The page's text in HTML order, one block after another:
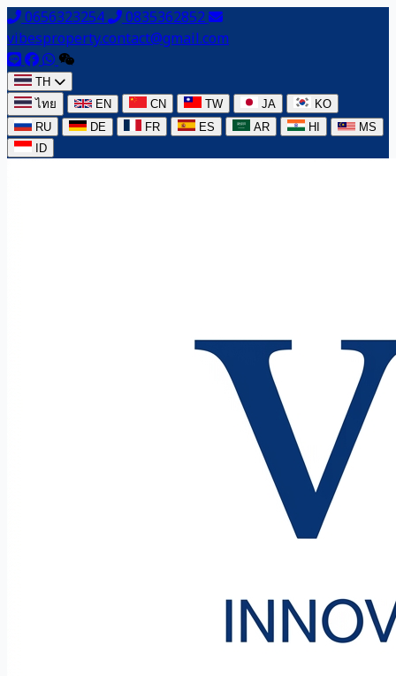
0656323254
0835362852
vibesproperty.contact@gmail.com
TH
ไทย
EN CN TW JA
KO
RU
DE FR ES AR HI
MS
ID